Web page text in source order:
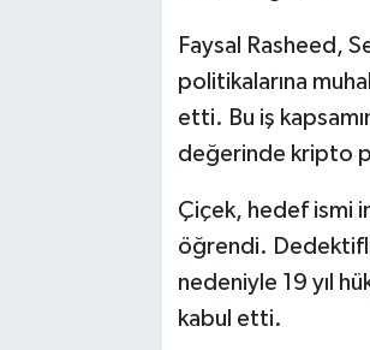
Faysal Rasheed,
politikalarına
etti. Bu iş
değerinde kripto
Çiçek, hedef ismi
öğrendi.
nedeniyle 19 yıl
kabul etti.